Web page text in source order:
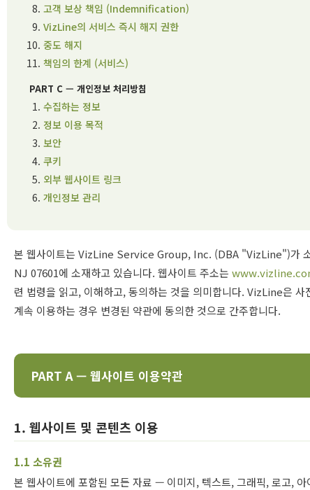
고객 보상 책임 (Indemnification)
VizLine의 서비스 즉시 해지 권한
중도 해지
책임의 한계 (서비스)
PART C — 개인정보 처리방침
수집하는 정보
정보 이용 목적
보안
쿠키
외부 웹사이트 링크
개인정보 관리
본 웹사이트는 VizLine Service Group, Inc. (DBA "VizLine")가
NJ 07601에 소재하고 있습니다. 웹사이트 주소는
련 법령을 읽고, 이해하고, 동의하는 것을 의미합니다. VizLine은
계속 이용하는 경우 변경된 약관에 동의한 것으로 간주합니다.
PART A — 웹사이트 이용약관
1. 웹사이트 및 콘텐츠 이용
1.1 소유권
본 웹사이트에 포함된 모든 자료 — 이미지, 텍스트, 그래픽, 로고,